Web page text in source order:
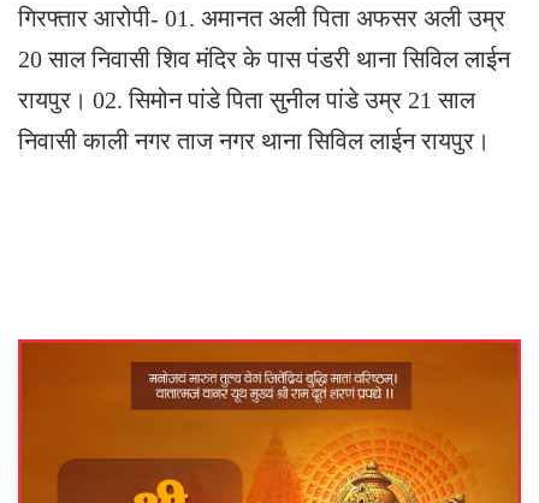
गिरफ्तार आरोपी- 01. अमानत अली पिता अफसर अली उम्र
20 साल निवासी शिव मंदिर के पास पंडरी थाना सिविल लाईन
रायपुर। 02. सिमोन पांडे पिता सुनील पांडे उम्र 21 साल
निवासी काली नगर ताज नगर थाना सिविल लाईन रायपुर।